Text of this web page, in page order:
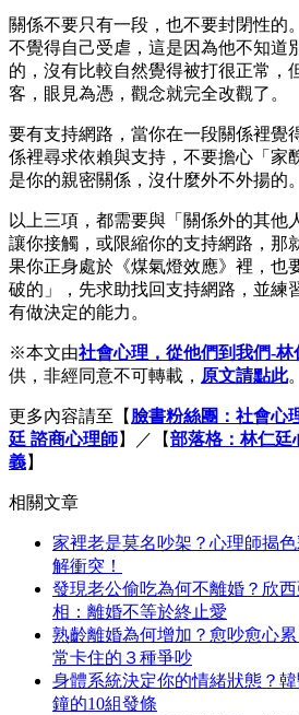
關係不要只有一段，也不要封閉性的
不覺得自己受虐，這是因為他不知道
的，沒有比較自然覺得被打很正常，
客，眼見為憑，觀念就完全改觀了。
要有支持網路，當你在一段關係裡覺
係裡尋求依賴與支持，不要擔心「家
是你的親密關係，沒什麼外不外揚的。
以上三項，都需要與「關係外的其他
讓你接觸，或限縮你的支持網路，那
果你正身處於《煤氣燈效應》裡，也
破的」，先求助找回支持網路，並練
有做決定的能力。
※本文由社會心理，從他們到我們-
供，非經同意不可轉載， 原文請點此。
更多內容請至【 臉書粉絲團：社會心
廷 諮商心理師】／【部落格：林仁廷
義】
相關文章
家裡老是莫名吵架？心理師揭
解衝突！
發現老公偷吃為何不離婚？欣
相：離婚不等於終止愛
熟齡離婚為何增加？愈吵愈心
常卡住的３種爭吵
身體系統決定你的情緒狀態？
鐘的10組發條